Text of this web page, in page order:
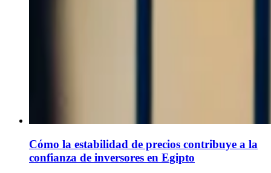
Cómo la estabilidad de precios contribuye a la
confianza de inversores en Egipto